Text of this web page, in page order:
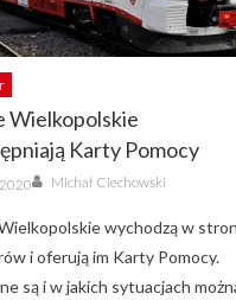
Wielkopolskie
Karty Pomocy
Author
Michał Ciechowski
wychodzą w
i oferują im Karty Pomocy.
są i w jakich sytuacjach